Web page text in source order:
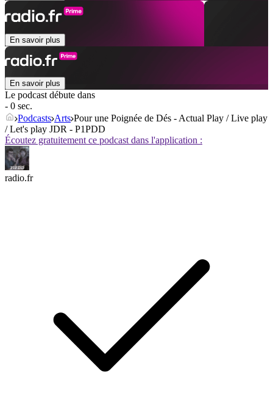
En savoir plus
En savoir plus
Le podcast débute dans
- 0 sec.
Podcasts Arts Pour une Poignée de Dés - Actual Play / Live play
/ Let's play JDR - P1PDD
Écoutez gratuitement ce podcast dans l'application :
radio.fr